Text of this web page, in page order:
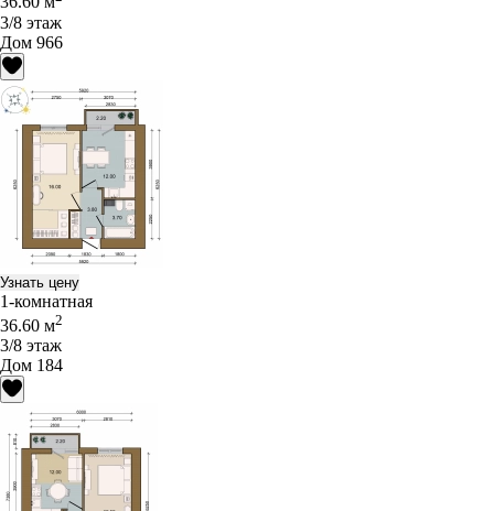
3/8 этаж
Дом 966
Узнать цену
1-комнатная
36.60 м2
3/8 этаж
Дом 184